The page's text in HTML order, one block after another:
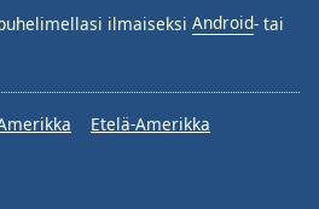
ilmaiseksi Android- tai
Etelä-Amerikka